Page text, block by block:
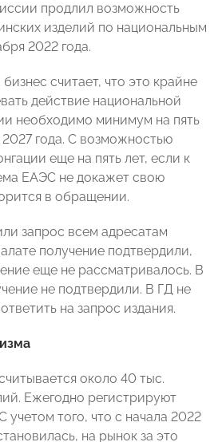
продлил возможность
изделий по национальным
2022 года.
считает, что это крайне
действие национальной
необходимо минимум на пять
года. С возможностью
еще на пять лет, если к
ЕАЭС не докажет свою
в обращении.
запрос всем адресатам
получение подтвердили,
еще не рассматривалось. В
не подтвердили. В ГД не
на запрос издания.
около 40 тыс.
Ежегодно регистрируют
учетом того, что с начала 2022
на рынок за это